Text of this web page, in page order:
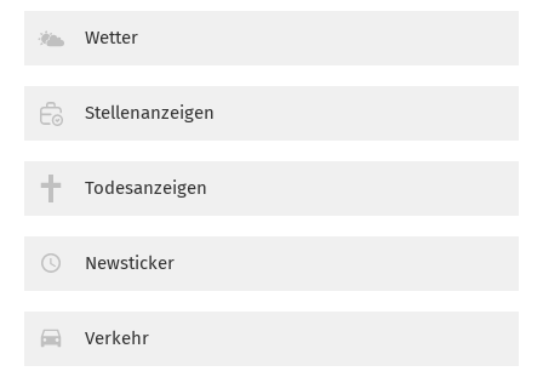
Wetter
Stellenanzeigen
Todesanzeigen
Newsticker
Verkehr